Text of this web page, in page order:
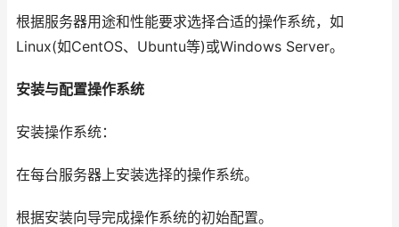
根据服务器用途和性能要求选择合适的操作系统，如
Linux(如CentOS、Ubuntu等)或Windows Server。
安装与配置操作系统
安装操作系统：
在每台服务器上安装选择的操作系统。
根据安装向导完成操作系统的初始配置。